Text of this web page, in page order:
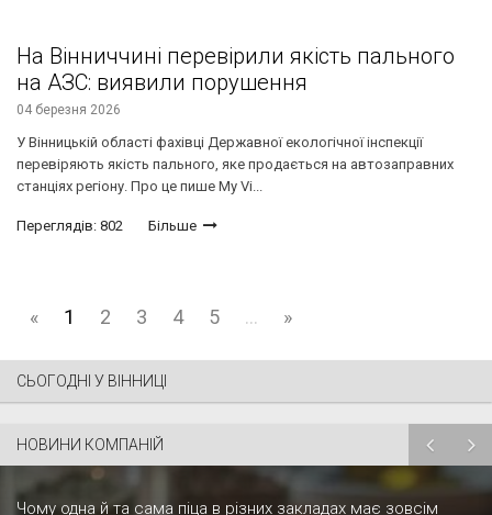
На Вінниччині перевірили якість пального
на АЗС: виявили порушення
04 березня 2026
У Вінницькій області фахівці Державної екологічної інспекції
перевіряють якість пального, яке продається на автозаправних
станціях регіону. Про це пише My Vi...
Переглядів: 802 Більше
« 1 2 3 4 5 ... »
СЬОГОДНІ У ВІННИЦІ
НОВИНИ КОМПАНІЙ
Чому одна й та сама піца в різних закладах має зовсім